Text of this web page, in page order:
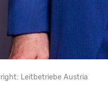
Leitbetriebe Austria